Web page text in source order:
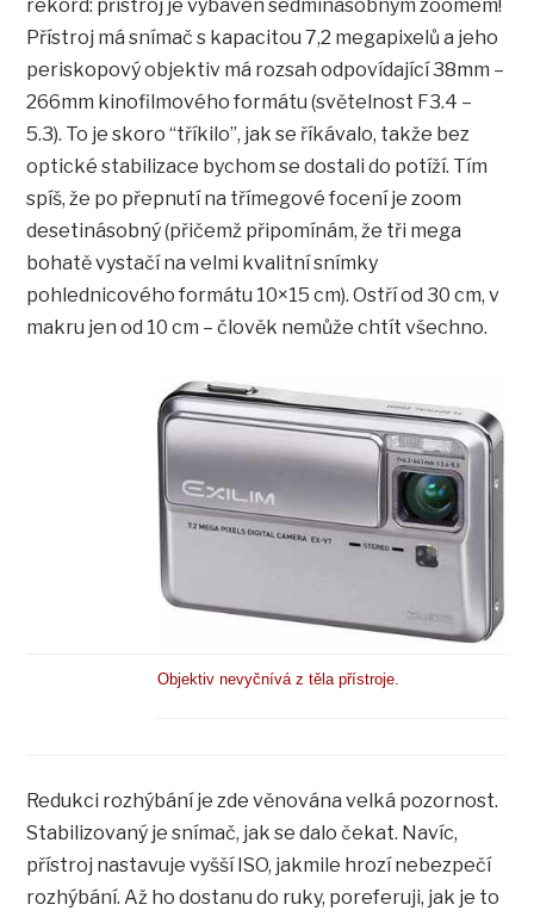
rekord: přístroj je vybaven sedminásobným zoomem!
Přístroj má snímač s kapacitou 7,2 megapixelů a jeho
periskopový objektiv má rozsah odpovídající 38mm –
266mm kinofilmového formátu (světelnost F3.4 –
5.3). To je skoro “tříkilo”, jak se říkávalo, takže bez
optické stabilizace bychom se dostali do potíží. Tím
spíš, že po přepnutí na třímegové focení je zoom
desetinásobný (přičemž připomínám, že tři mega
bohatě vystačí na velmi kvalitní snímky
pohlednicového formátu 10×15 cm). Ostří od 30 cm, v
makru jen od 10 cm – člověk nemůže chtít všechno.
Objektiv nevyčnívá z těla přístroje.
Redukci rozhýbání je zde věnována velká pozornost.
Stabilizovaný je snímač, jak se dalo čekat. Navíc,
přístroj nastavuje vyšší ISO, jakmile hrozí nebezpečí
rozhýbání. Až ho dostanu do ruky, poreferuji, jak je to